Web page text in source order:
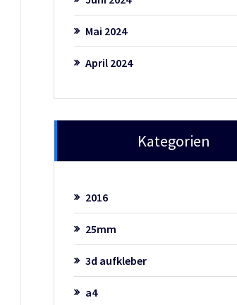
Mai 2024
April 2024
Kategorien
2016
25mm
3d aufkleber
a4